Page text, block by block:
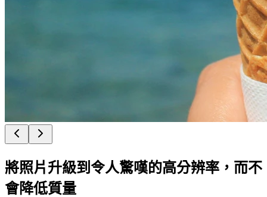
將照片升級到令人驚嘆的高分辨率，而不
會降低質量